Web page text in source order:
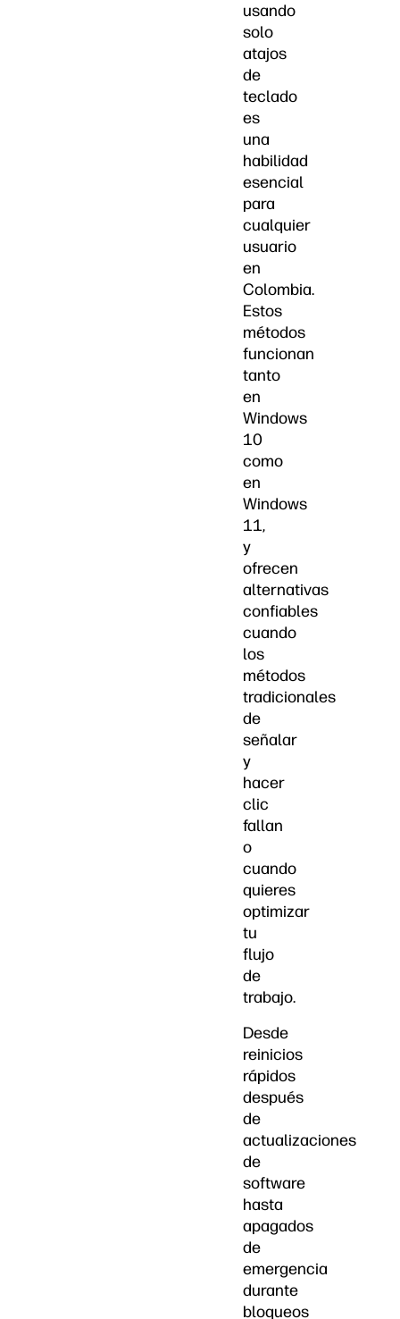
usando
solo
atajos
de
teclado
es
una
habilidad
esencial
para
cualquier
usuario
en
Colombia.
Estos
métodos
funcionan
tanto
en
Windows
10
como
en
Windows
11,
y
ofrecen
alternativas
confiables
cuando
los
métodos
tradicionales
de
señalar
y
hacer
clic
fallan
o
cuando
quieres
optimizar
tu
flujo
de
trabajo.
Desde
reinicios
rápidos
después
de
actualizaciones
de
software
hasta
apagados
de
emergencia
durante
bloqueos